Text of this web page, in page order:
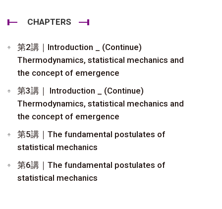
CHAPTERS
第2講｜Introduction _ (Continue)
Thermodynamics, statistical mechanics and
the concept of emergence
第3講｜ Introduction _ (Continue)
Thermodynamics, statistical mechanics and
the concept of emergence
第5講｜The fundamental postulates of
statistical mechanics
第6講｜The fundamental postulates of
statistical mechanics